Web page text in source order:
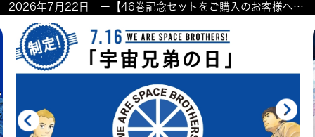
2026年7月22日 ー【46巻記念セットをご購入のお客様へ】商品のお届けについてー